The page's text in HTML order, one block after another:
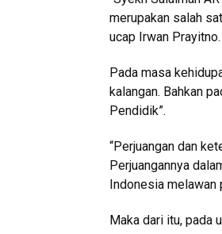
merupakan salah
ucap Irwan Prayitno.
Pada masa
kalangan. Bahkan
Pendidik”.
“Perjuangan dan
Perjuangannya
Indonesia melawan
Maka dari itu, pada